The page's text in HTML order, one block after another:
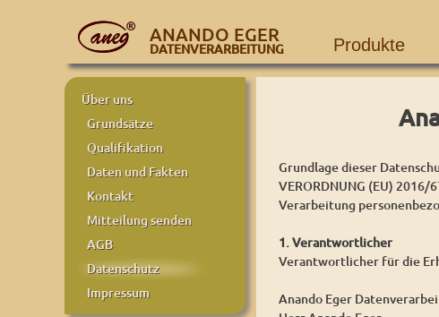
ANANDO EGER
DATENVERARBEITUNG Produkte
Über uns
Grundsätze
Qualifikation
Daten und Fakten
Kontakt
Mitteilung senden
AGB
Datenschutz
Impressum
Grundlage dieser
VERORDNUNG (EU) 2016/
Verarbeitung
1. Verantwortlicher
Verantwortlicher für die
Anando Eger